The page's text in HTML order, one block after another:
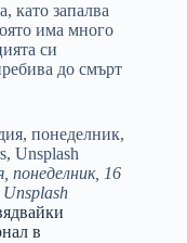
като запалва
има много
си
до смърт
понеделник, 16
, Unsplash
в